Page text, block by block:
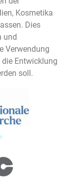
Kosmetika
Dies
und
Verwendung
Entwicklung
soll.